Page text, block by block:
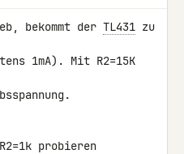
bekommt der TL431 zu
1mA). Mit R2=15K
probieren